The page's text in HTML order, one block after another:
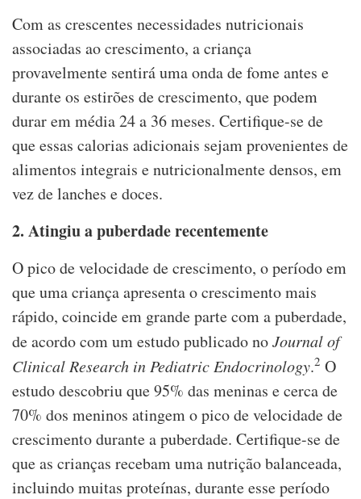
Com as crescentes necessidades nutricionais
associadas ao crescimento, a criança
provavelmente sentirá uma onda de fome antes e
durante os estirões de crescimento, que podem
durar em média 24 a 36 meses. Certifique-se de
que essas calorias adicionais sejam provenientes de
alimentos integrais e nutricionalmente densos, em
vez de lanches e doces.
2. Atingiu a puberdade recentemente
O pico de velocidade de crescimento, o período em
que uma criança apresenta o crescimento mais
rápido, coincide em grande parte com a puberdade,
de acordo com um estudo publicado noJournal of
Clinical Research in Pediatric Endocrinology.2 O
estudo descobriu que 95% das meninas e cerca de
70% dos meninos atingem o pico de velocidade de
crescimento durante a puberdade. Certifique-se de
que as crianças recebam uma nutrição balanceada,
incluindo muitas proteínas, durante esse período